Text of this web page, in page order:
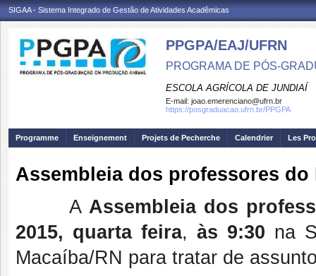
SIGAA - Sistema Integrado de Gestão de Atividades Acadêmicas
PPGPA/EAJ/UFRN
PROGRAMA DE PÓS-
ESCOLA AGRÍCOLA DE JUNDIAÍ
E-mail: joao.emerenciano@ufrn.br
https://posgraduacao.ufrn.br/PPGPA
Programme Enseignement Projets de Pecherche Calendrier Les
Assembleia dos professores do
AAssembleia dos
2015, quarta feira, às 9:30 na
Macaíba/RN para tratar de